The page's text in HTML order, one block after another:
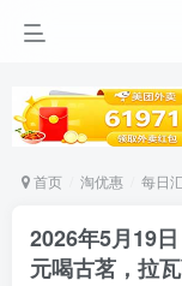
首页 淘优惠 每日
2026年5月19
元喝古茗，拉